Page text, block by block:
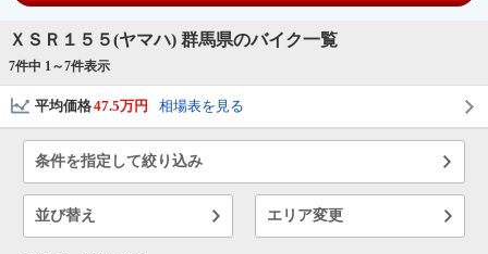
ＸＳＲ１５５(ヤマハ) 群馬県のバイク一覧
7件中 1～7件表示
平均価格47.5万円 相場表を見る
条件を指定して絞り込み
並び替え エリア変更